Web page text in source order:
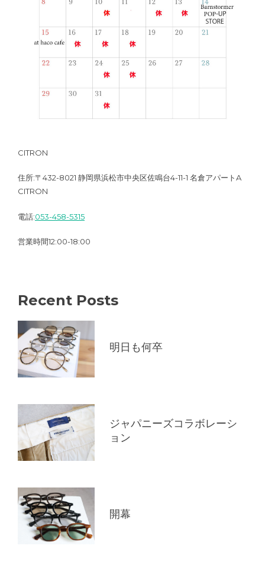
CITRON
住所:〒432-8021 静岡県浜松市中央区佐鳴台4-11-1 名倉アパートA
CITRON
電話:053-458-5315
営業時間12:00-18:00
Recent Posts
明日も何卒
ジャパニーズコラボレーシ
ョン
開幕